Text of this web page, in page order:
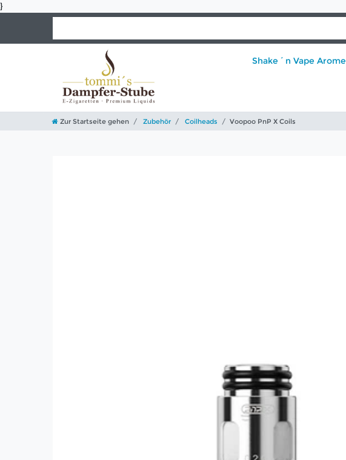
}
Shake´n Vape
Zur Startseite gehen Zubehör Coilheads Voopoo PnP X Coils